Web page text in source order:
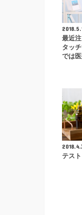
最近
タッ
では医
テスト